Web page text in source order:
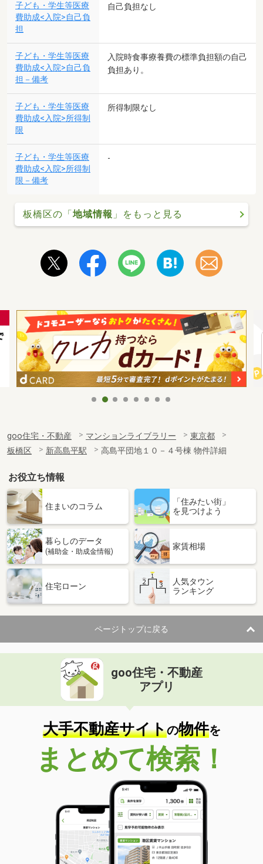
子ども・学生等医療
費助成<入院>自己負
担
自己負担なし
子ども・学生等医療
費助成<入院>自己負
担－備考
入院時食事療養費の標準負担額の自己
負担あり。
子ども・学生等医療
費助成<入院>所得制
限
所得制限なし
子ども・学生等医療
費助成<入院>所得制
限－備考
-
板橋区の「地域情報 」をもっと見る
goo住宅・不動産 マンションライブラリー
東京都
板橋区
新高島平駅 高島平団地１０－４号棟 物件詳細
お役立ち情報
住まいのコラム
「住みたい街」
を見つけよう
暮らしのデータ
(補助金・助成金情報)
家賃相場
住宅ローン
人気タウン
ランキング
ページトップに戻る
goo住宅・不動産
アプリ
大手不動産サイトの物件を
まとめて検索！